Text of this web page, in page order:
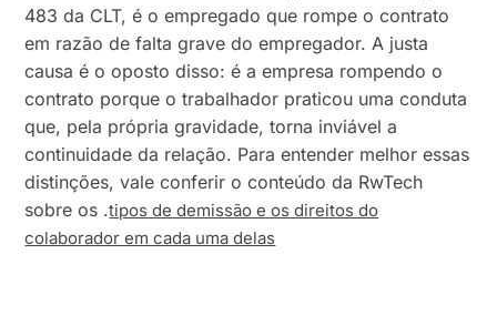
483 da CLT, é o empregado que rompe o contrato
em razão de falta grave do empregador. A justa
causa é o oposto disso: é a empresa rompendo o
contrato porque o trabalhador praticou uma conduta
que, pela própria gravidade, torna inviável a
continuidade da relação. Para entender melhor essas
distinções, vale conferir o conteúdo da RwTech
sobre os .tipos de demissão e os direitos do
colaborador em cada uma delas